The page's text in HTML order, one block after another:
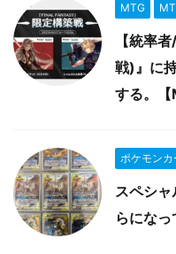
MTG
【統率
戦)』に
する。【
ポケモンカ
スペシャ
らになっ